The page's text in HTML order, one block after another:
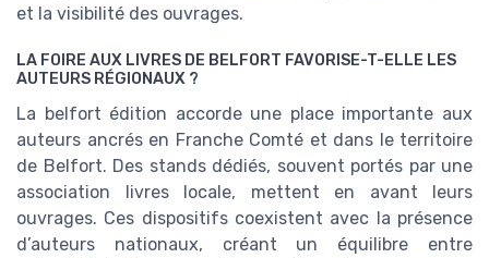
et la visibilité des ouvrages.
LA FOIRE AUX LIVRES DE BELFORT FAVORISE-T-ELLE LES
AUTEURS RÉGIONAUX ?
La belfort édition accorde une place importante aux
auteurs ancrés en Franche Comté et dans le territoire
de Belfort. Des stands dédiés, souvent portés par une
association livres locale, mettent en avant leurs
ouvrages. Ces dispositifs coexistent avec la présence
d’auteurs nationaux, créant un équilibre entre